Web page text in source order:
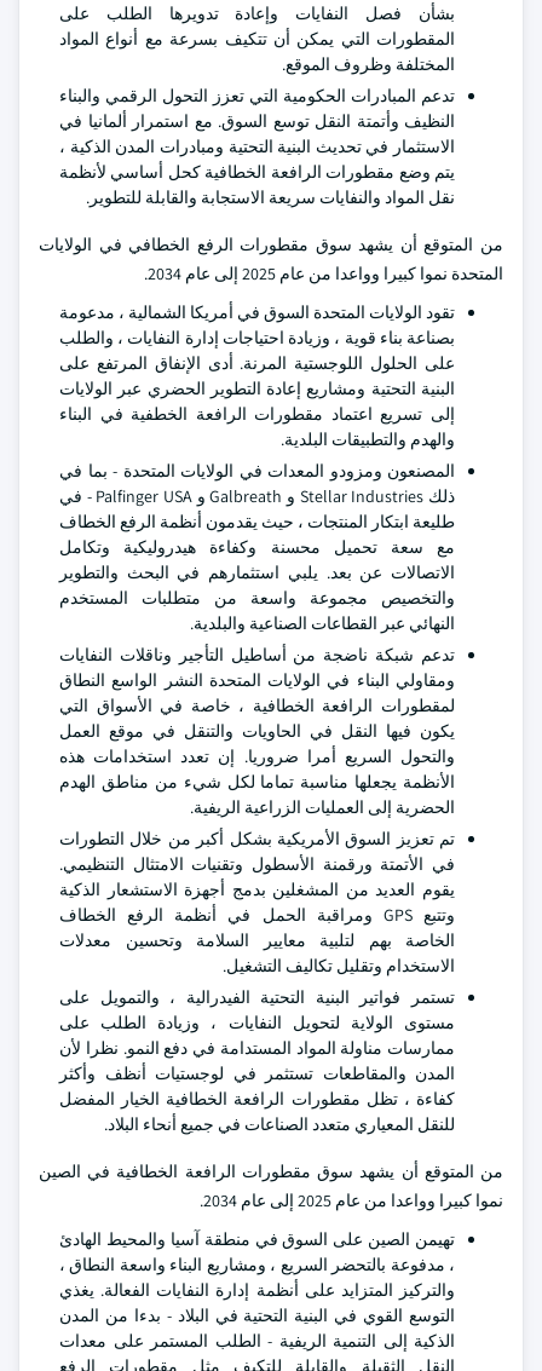
بشأن فصل النفايات وإعادة تدويرها الطلب على
المقطورات التي يمكن أن تتكيف بسرعة مع أنواع المواد
المختلفة وظروف الموقع.
تدعم المبادرات الحكومية التي تعزز التحول الرقمي والبناء
النظيف وأتمتة النقل توسع السوق. مع استمرار ألمانيا في
الاستثمار في تحديث البنية التحتية ومبادرات المدن الذكية ،
يتم وضع مقطورات الرافعة الخطافية كحل أساسي لأنظمة
نقل المواد والنفايات سريعة الاستجابة والقابلة للتطوير.
من المتوقع أن يشهد سوق مقطورات الرفع الخطافي في الولايات
المتحدة نموا كبيرا وواعدا من عام 2025 إلى عام 2034.
تقود الولايات المتحدة السوق في أمريكا الشمالية ، مدعومة
بصناعة بناء قوية ، وزيادة احتياجات إدارة النفايات ، والطلب
على الحلول اللوجستية المرنة. أدى الإنفاق المرتفع على
البنية التحتية ومشاريع إعادة التطوير الحضري عبر الولايات
إلى تسريع اعتماد مقطورات الرافعة الخطفية في البناء
والهدم والتطبيقات البلدية.
المصنعون ومزودو المعدات في الولايات المتحدة - بما في
ذلك Stellar Industries و Galbreath و Palfinger USA - في
طليعة ابتكار المنتجات ، حيث يقدمون أنظمة الرفع الخطاف
مع سعة تحميل محسنة وكفاءة هيدروليكية وتكامل
الاتصالات عن بعد. يلبي استثمارهم في البحث والتطوير
والتخصيص مجموعة واسعة من متطلبات المستخدم
النهائي عبر القطاعات الصناعية والبلدية.
تدعم شبكة ناضجة من أساطيل التأجير وناقلات النفايات
ومقاولي البناء في الولايات المتحدة النشر الواسع النطاق
لمقطورات الرافعة الخطافية ، خاصة في الأسواق التي
يكون فيها النقل في الحاويات والتنقل في موقع العمل
والتحول السريع أمرا ضروريا. إن تعدد استخدامات هذه
الأنظمة يجعلها مناسبة تماما لكل شيء من مناطق الهدم
الحضرية إلى العمليات الزراعية الريفية.
تم تعزيز السوق الأمريكية بشكل أكبر من خلال التطورات
في الأتمتة ورقمنة الأسطول وتقنيات الامتثال التنظيمي.
يقوم العديد من المشغلين بدمج أجهزة الاستشعار الذكية
وتتبع GPS ومراقبة الحمل في أنظمة الرفع الخطاف
الخاصة بهم لتلبية معايير السلامة وتحسين معدلات
الاستخدام وتقليل تكاليف التشغيل.
تستمر فواتير البنية التحتية الفيدرالية ، والتمويل على
مستوى الولاية لتحويل النفايات ، وزيادة الطلب على
ممارسات مناولة المواد المستدامة في دفع النمو. نظرا لأن
المدن والمقاطعات تستثمر في لوجستيات أنظف وأكثر
كفاءة ، تظل مقطورات الرافعة الخطافية الخيار المفضل
للنقل المعياري متعدد الصناعات في جميع أنحاء البلاد.
من المتوقع أن يشهد سوق مقطورات الرافعة الخطافية في الصين
نموا كبيرا وواعدا من عام 2025 إلى عام 2034.
تهيمن الصين على السوق في منطقة آسيا والمحيط الهادئ
، مدفوعة بالتحضر السريع ، ومشاريع البناء واسعة النطاق ،
والتركيز المتزايد على أنظمة إدارة النفايات الفعالة. يغذي
التوسع القوي في البنية التحتية في البلاد - بدءا من المدن
الذكية إلى التنمية الريفية - الطلب المستمر على معدات
النقل الثقيلة والقابلة للتكيف مثل مقطورات الرفع